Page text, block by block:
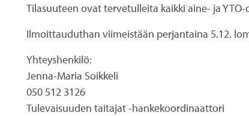
Tilasuuteen ovat tervetulleita kaikki aine- ja
Ilmoittauduthan viimeistään perjantaina 5.12.
Yhteyshenkilö:
Jenna-Maria Soikkeli
050 512 3126
Tulevaisuuden taitajat -hankekoordinaattori